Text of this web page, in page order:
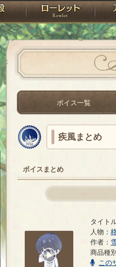
PandoraPartyProject
神殿 ロー
ボイス一覧
疾風まとめ
ボイスまとめ
掃除、頑張
タイト
人物：
作者：
商品種
この